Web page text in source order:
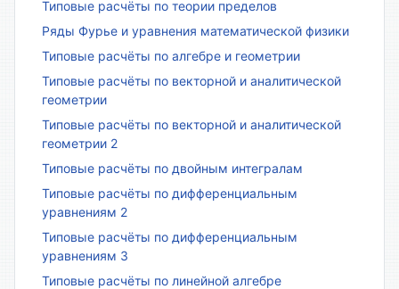
Типовые расчёты по теории пределов
Ряды Фурье и уравнения математической физики
Типовые расчёты по алгебре и геометрии
Типовые расчёты по векторной и аналитической
геометрии
Типовые расчёты по векторной и аналитической
геометрии 2
Типовые расчёты по двойным интегралам
Типовые расчёты по дифференциальным
уравнениям 2
Типовые расчёты по дифференциальным
уравнениям 3
Типовые расчёты по линейной алгебре